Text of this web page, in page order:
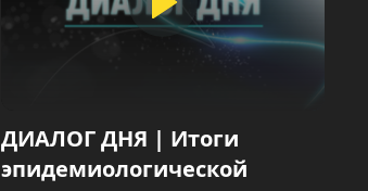
ДИАЛОГ ДНЯ | Итоги
эпидемиологической